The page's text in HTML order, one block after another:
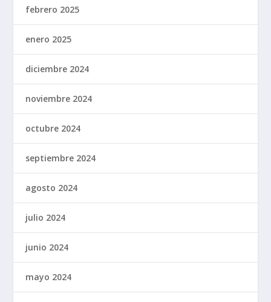
febrero 2025
enero 2025
diciembre 2024
noviembre 2024
octubre 2024
septiembre 2024
agosto 2024
julio 2024
junio 2024
mayo 2024